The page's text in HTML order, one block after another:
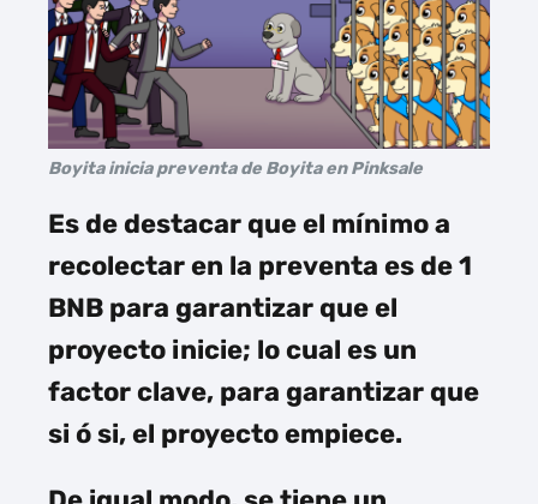
Boyita inicia preventa de Boyita en Pinksale
Es de destacar que el mínimo a
recolectar en la preventa es de 1
BNB para garantizar que el
proyecto inicie; lo cual es un
factor clave, para garantizar que
si ó si, el proyecto empiece.